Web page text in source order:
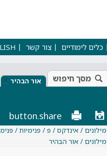
כלים לימודיים צור קשר
מסך חיפוש אור הבהיר ×
button.share
מילונים / אינדקס / פ / פנימיות /
מילונים / אור הבהיר